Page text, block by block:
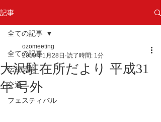
記事
全ての記事
伝統芸能
交通
フェスティバル
全ての記事
大沢駐在所だより 平成31
年 号外
ozomeeting
2019年1月28日 読了時間: 1分